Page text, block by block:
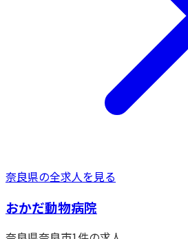
奈良県の全求人を見る
おかだ動物病院